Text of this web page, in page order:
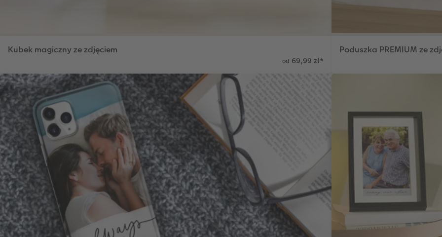
Kubek magiczny ze zdjęciem
od 69,99 zł*
Poduszka PREMIUM ze